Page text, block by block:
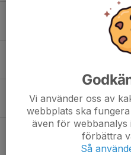
0
Träning imorgon
Sommaravslutning
26 maj, 21:40 0
18 maj, 20:18 6
Vi använder oss av
webbplats ska
även för webbanalys
förbättra
Så